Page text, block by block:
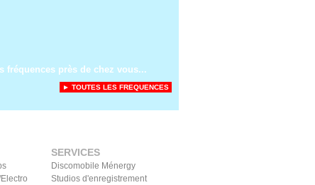
fréquences près de chez vous...
► TOUTES LES FREQUENCES
SERVICES
Discomobile Ménergy
Studios d'enregistrement